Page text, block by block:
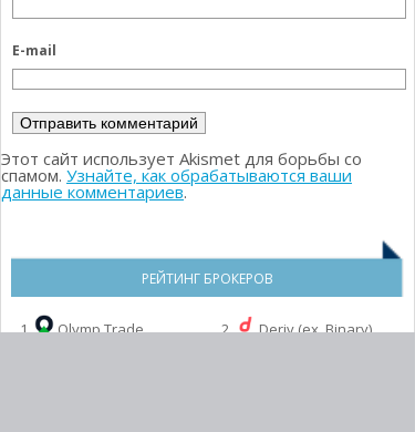
E-mail
Этот сайт использует Akismet для борьбы со
спамом. Узнайте, как обрабатываются ваши
данные комментариев.
РЕЙТИНГ БРОКЕРОВ
1. Olymp Trade 2. Deriv (ex. Binary)